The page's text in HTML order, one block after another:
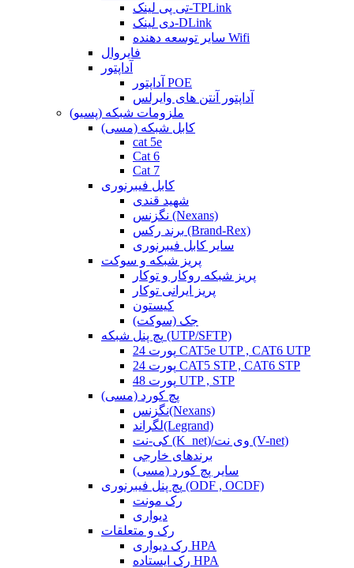
تی پی لینک-TPLink
دی لینک-DLink
سایر توسعه دهنده Wifi
فایروال
آداپتور
آداپتور POE
آداپتور آنتن های وایرلس
ملزومات شبکه (پسیو)
کابل شبکه (مسی)
cat 5e
Cat 6
Cat 7
کابل فیبرنوری
شهید قندی
نگزنس (Nexans)
برند رکس (Brand-Rex)
سایر کابل فیبرنوری
پریز شبکه و سوکت
پریز شبکه روکار و توکار
پریز ایرانی توکار
کیستون
جک (سوکت)
پچ پنل شبکه (UTP/SFTP)
24 پورت CAT5e UTP , CAT6 UTP
24 پورت CAT5 STP , CAT6 STP
48 پورت UTP , STP
پچ کورد (مسی)
نگزنس(Nexans)
لگراند(Legrand)
کی-نت (K_net)/وی نت (V-net)
برندهای خارجی
سایر پچ کورد (مسی)
پچ پنل فیبرنوری (ODF , OCDF)
رک مونت
دیواری
رک و متعلقات
رک دیواری HPA
رک ایستاده HPA